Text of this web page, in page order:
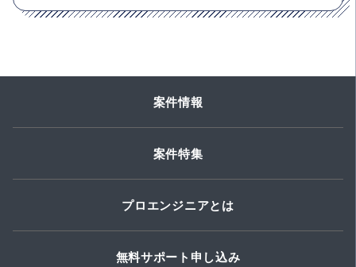
案件情報
案件特集
プロエンジニアとは
無料サポート申し込み